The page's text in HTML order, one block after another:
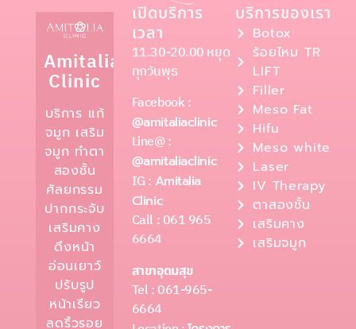
Amitalia
Clinic
บริการ แก้
จมูก เสริม
จมูก ทำตา
สองชั้น
ศัลยกรรม
ปากกระจับ
เสริมคาง
ดึงหน้า
อ่อนเยาว์
ปรับรูป
หน้าเรียว
ลดริ้วรอย
เปิดบริการ
เวลา
11.30-20.00 หยุด
ทุกวันพุธ
Facebook :
@amitaliaclinic
Line@ :
@amitaliaclinic
IG : Amitalia
Clinic
Call : 061 965
6664
สาขาอุดมสุข
Tel : 061-965-
6664
บริการของเรา
Botox
ร้อยไหม TR
LIFT
Filler
Meso Fat
Hifu
Meso white
Laser
IV Therapy
ตาสองชั้น
เสริมคาง
เสริมจมูก